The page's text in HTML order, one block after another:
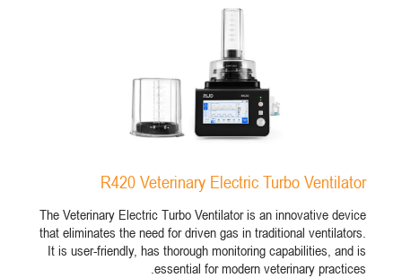
R420 Veterinary Electric Turbo Ventilator
The Veterinary Electric Turbo Ventilator is an innovative device
that eliminates the need for driven gas in traditional ventilators.
It is user-friendly, has thorough monitoring capabilities, and is
essential for modern veterinary practices.